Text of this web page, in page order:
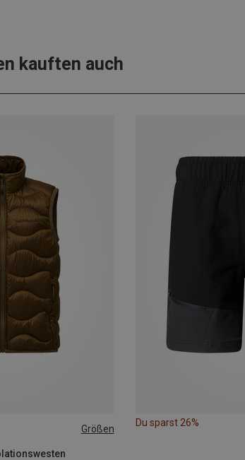
kauften auch
Größen
Du sparst 26%